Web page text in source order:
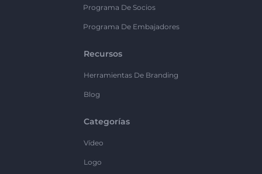
Programa De Socios
Programa De Embajadores
Recursos
Herramientas De Branding
Blog
Categorías
Vídeo
Logo